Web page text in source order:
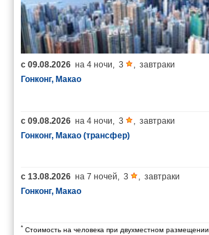
с 09.08.2026 на 4 ночи, 3 , завтраки
Гонконг, Макао
с 09.08.2026 на 4 ночи, 3 , завтраки
Гонконг, Макао (трансфер)
с 13.08.2026 на 7 ночей, 3 , завтраки
Гонконг, Макао
* Стоимость на человека при двухместном размещении